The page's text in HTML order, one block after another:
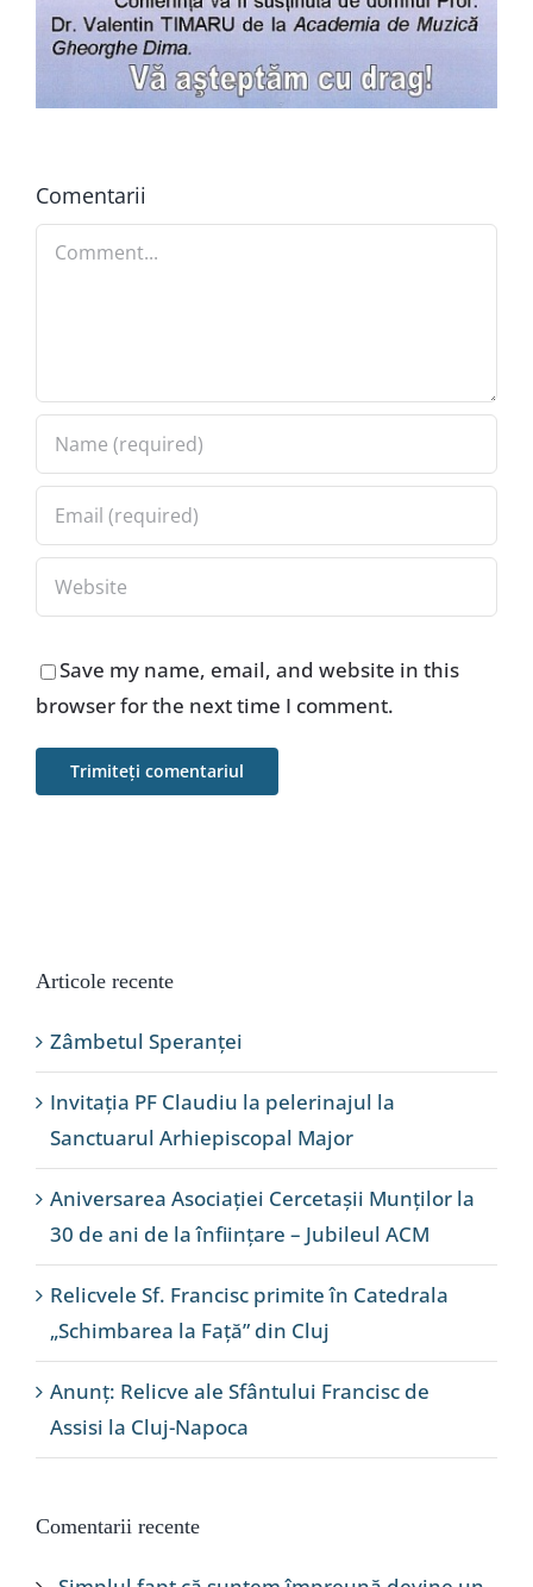
Comentarii
Comment
Save my name, email, and website in this
browser for the next time I comment.
Articole recente
Zâmbetul Speranței
Invitația PF Claudiu la pelerinajul la
Sanctuarul Arhiepiscopal Major
Aniversarea Asociației Cercetașii Munților la
30 de ani de la înființare – Jubileul ACM
Relicvele Sf. Francisc primite în Catedrala
„Schimbarea la Față” din Cluj
Anunț: Relicve ale Sfântului Francisc de
Assisi la Cluj-Napoca
Comentarii recente